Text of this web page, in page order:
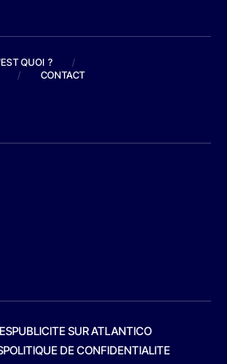
QUOI ?
/
/ CONTACT
PUBLICITE SUR ATLANTICO
POLITIQUE DE CONFIDENTIALITE